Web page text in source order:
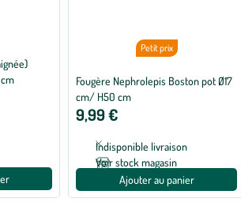
Petit prix
Fougère Nephrolepis Boston pot Ø17
cm/ H50 cm
9,99 €
Indisponible livraison
Voir stock magasin
Ajouter au panier